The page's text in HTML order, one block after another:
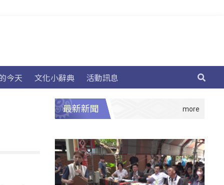
今天 文化小辭典 活動訊息
最新新聞